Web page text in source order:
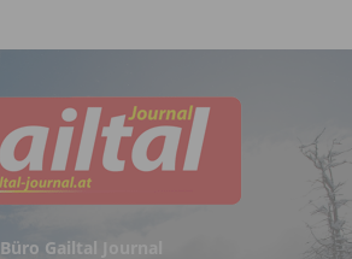
Büro Gailtal Journal